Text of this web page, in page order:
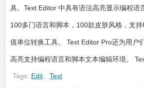
具。Text Editor 中具有语法高亮显示编程语
100多门语言和脚本，100款皮肤风格，支
值单位转换工具。 Text Editor Pro还为用户
高亮支持编程语言和脚本文本编辑环境。
Tags: Edit Text